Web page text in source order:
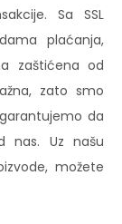
Sa SSL
plaćanja,
zaštićena od
zato smo
da
nas. Uz našu
možete